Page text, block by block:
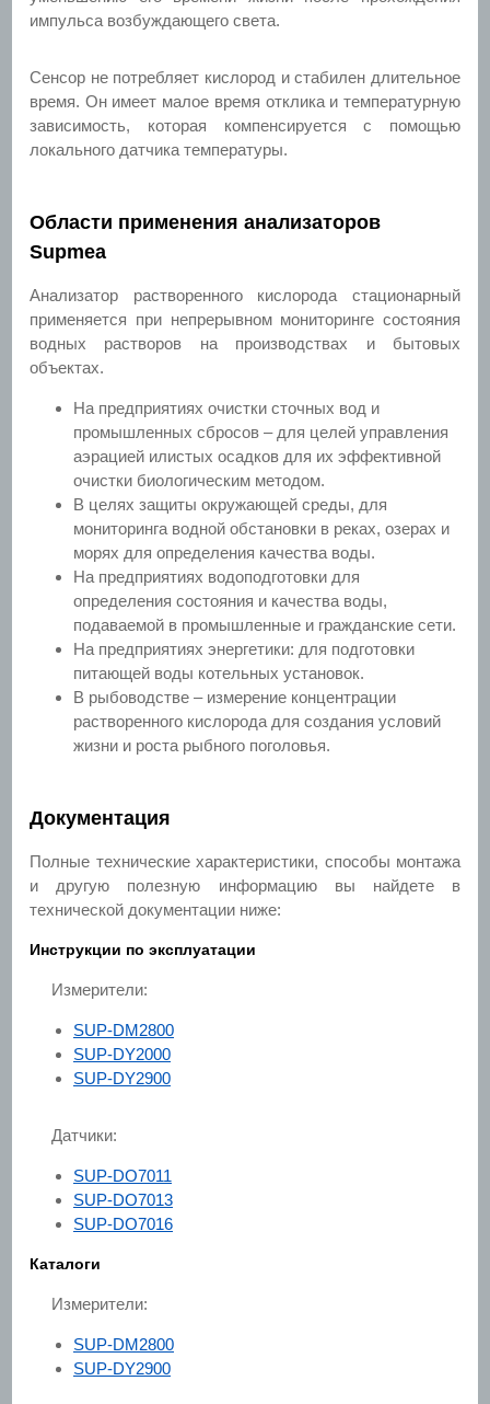
импульса возбуждающего света.
Сенсор не потребляет кислород и стабилен длительное
время. Он имеет малое время отклика и температурную
зависимость, которая компенсируется с помощью
локального датчика температуры.
Области применения анализаторов
Supmea
Анализатор растворенного кислорода стационарный
применяется при непрерывном мониторинге состояния
водных растворов на производствах и бытовых
объектах.
На предприятиях очистки сточных вод и
промышленных сбросов – для целей управления
аэрацией илистых осадков для их эффективной
очистки биологическим методом.
В целях защиты окружающей среды, для
мониторинга водной обстановки в реках, озерах и
морях для определения качества воды.
На предприятиях водоподготовки для
определения состояния и качества воды,
подаваемой в промышленные и гражданские сети.
На предприятиях энергетики: для подготовки
питающей воды котельных установок.
В рыбоводстве – измерение концентрации
растворенного кислорода для создания условий
жизни и роста рыбного поголовья.
Документация
Полные технические характеристики, способы монтажа
и другую полезную информацию вы найдете в
технической документации ниже:
Инструкции по эксплуатации
Измерители:
SUP-DM2800
SUP-DY2000
SUP-DY2900
Датчики:
SUP-DO7011
SUP-DO7013
SUP-DO7016
Каталоги
Измерители:
SUP-DM2800
SUP-DY2900